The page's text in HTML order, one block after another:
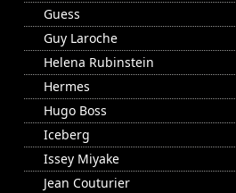
Guess
Guy Laroche
Helena Rubinstein
Hermes
Hugo Boss
Iceberg
Issey Miyake
Jean Couturier